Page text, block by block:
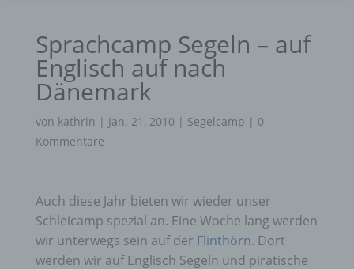
Sprachcamp Segeln – auf
Englisch auf nach
Dänemark
von kathrin | Jan. 21, 2010 | Segelcamp | 0
Kommentare
Auch diese Jahr bieten wir wieder unser
Schleicamp spezial an. Eine Woche lang werden
wir unterwegs sein auf der Flinthörn. Dort
werden wir auf Englisch Segeln und piratische